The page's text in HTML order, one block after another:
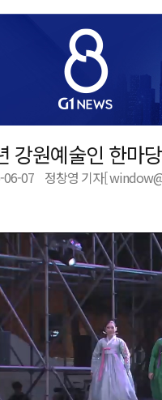
담회
특별 강연
유치 건의
명 인사
강원예술인 한마
06-07 정창영 기자[